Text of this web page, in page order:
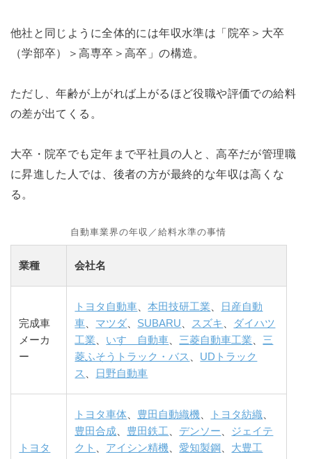
他社と同じように全体的には年収水準は「院卒＞大卒
（学部卒）＞高専卒＞高卒」の構造。
ただし、年齢が上がれば上がるほど役職や評価での給料
の差が出てくる。
大卒・院卒でも定年まで平社員の人と、高卒だが管理職
に昇進した人では、後者の方が最終的な年収は高くな
る。
自動車業界の年収／給料水準の事情
業種 会社名
完成車
メーカ
ー
トヨタ自動車 、本田技研工業
日産自動
車
マツダ SUBARU スズキ
ダイハツ
工業
いすゞ自動車 三菱自動車工業
三
菱ふそうトラック・バス
UDトラック
ス
日野自動車
トヨタ
トヨタ車体 豊田自動織機 トヨタ紡織
豊田合成
豊田鉄工 デンソー
ジェイテ
クト
アイシン精機 、愛知製鋼
大豊工